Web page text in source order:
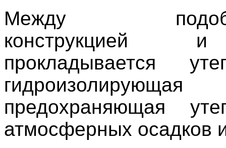
Между
конструкцией
прокладывается
гидроизолирующая
предохраняющая
атмосферных осадков